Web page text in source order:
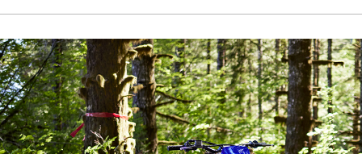
製品概要
特長紹介
フォトライブラリー